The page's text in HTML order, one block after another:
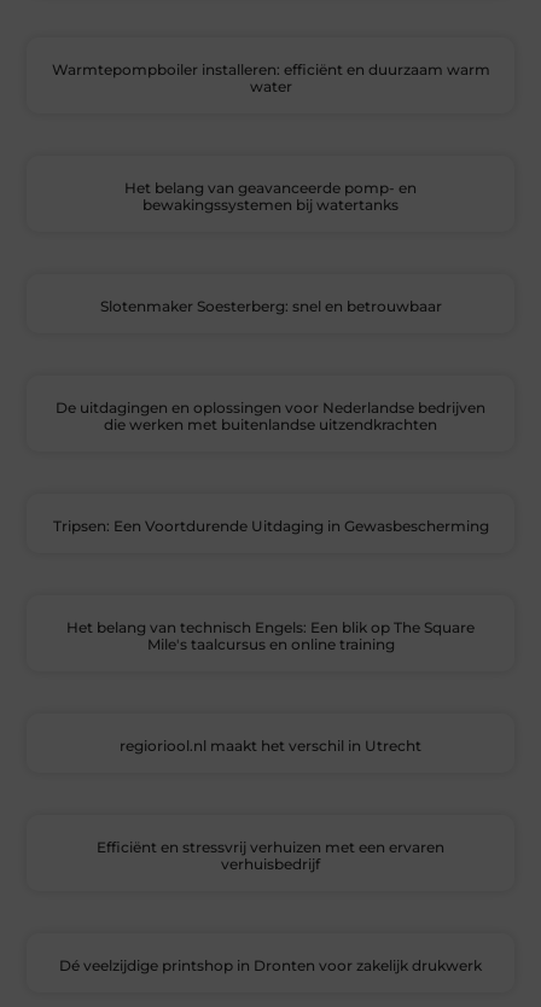
Warmtepompboiler installeren: efficiënt en duurzaam warm
water
Het belang van geavanceerde pomp- en
bewakingssystemen bij watertanks
Slotenmaker Soesterberg: snel en betrouwbaar
De uitdagingen en oplossingen voor Nederlandse bedrijven
die werken met buitenlandse uitzendkrachten
Tripsen: Een Voortdurende Uitdaging in Gewasbescherming
Het belang van technisch Engels: Een blik op The Square
Mile's taalcursus en online training
regioriool.nl maakt het verschil in Utrecht
Efficiënt en stressvrij verhuizen met een ervaren
verhuisbedrijf
Dé veelzijdige printshop in Dronten voor zakelijk drukwerk